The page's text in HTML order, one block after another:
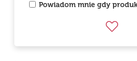
Powiadom mnie gdy